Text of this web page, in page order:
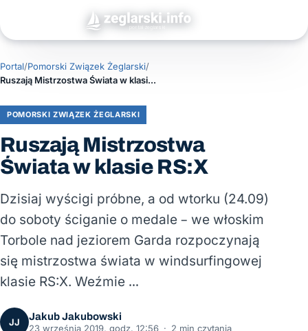
Portal/Pomorski Związek Żeglarski/
Ruszają Mistrzostwa Świata w klasie RS:X
POMORSKI ZWIĄZEK ŻEGLARSKI
Ruszają Mistrzostwa
Świata w klasie RS:X
Dzisiaj wyścigi próbne, a od wtorku (24.09)
do soboty ściganie o medale – we włoskim
Torbole nad jeziorem Garda rozpoczynają
się mistrzostwa świata w windsurfingowej
klasie RS:X. Weźmie …
JJ
Jakub Jakubowski
23 września 2019, godz. 12:56 · 2 min czytania